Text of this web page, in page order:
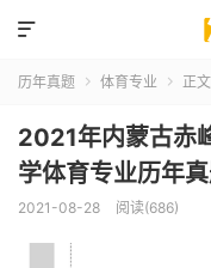

历年真题  体育专业  正文
2021年内蒙古赤
学体育专业历年
2021-08-28 阅读(686)